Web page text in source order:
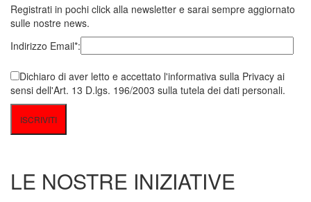
Registrati in pochi click alla newsletter e sarai sempre aggiornato
sulle nostre news.
Indirizzo Email*:
Dichiaro di aver letto e accettato l'informativa sulla Privacy ai
sensi dell'Art. 13 D.lgs. 196/2003 sulla tutela dei dati personali.
LE NOSTRE INIZIATIVE